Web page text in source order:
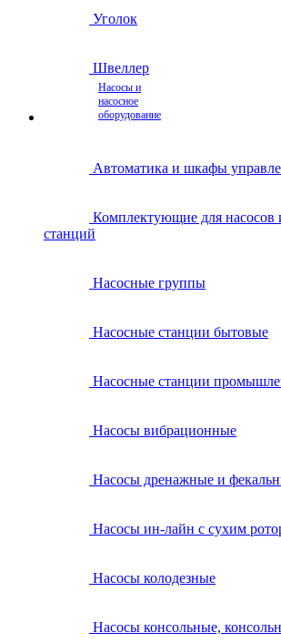
Уголок
Швеллер
Насосы и
насосное
оборудование
Автоматика и шкафы
Комплектующие для насосов
станций
Насосные группы
Насосные станции бытовые
Насосные станции
Насосы вибрационные
Насосы дренажные и
Насосы ин-лайн с сухим
Насосы колодезные
Насосы консольные,